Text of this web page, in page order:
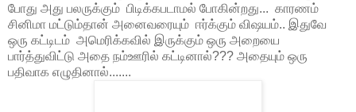
போது அது பலருக்கும் பிடிக்கபடாமல் போகின்றது... காரணம்
சினிமா மட்டும்தான் அனைவரையும் ஈர்க்கும் விஷயம்.. இதுவே
ஒரு கட்டிடம் அமெரிக்கவில் இருக்கும் ஒரு அறையை
பார்த்துவிட்டு அதை நம்ஊரில் கட்டினால்??? அதையும் ஒரு
பதிவாக எழுதினால்.......